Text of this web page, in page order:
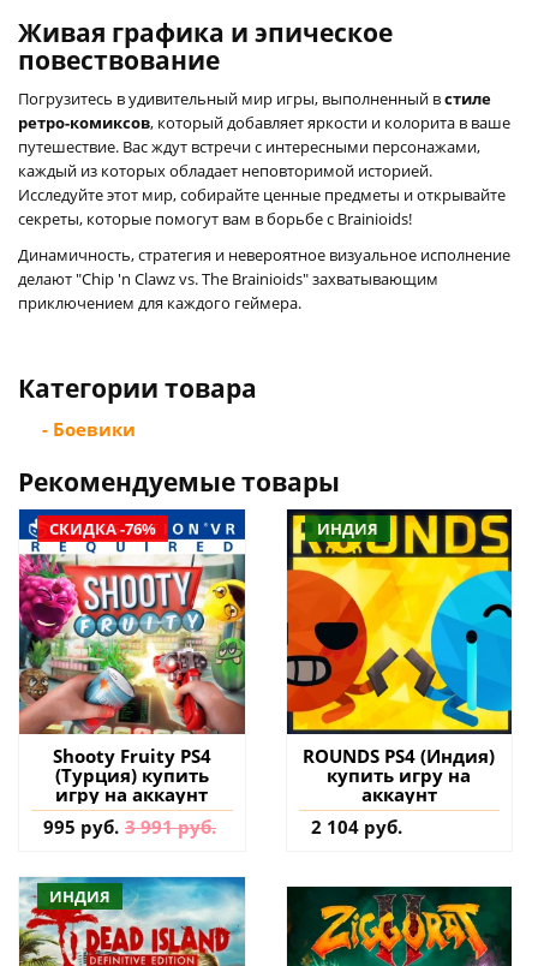
Живая графика и эпическое
повествование
Погрузитесь в удивительный мир игры, выполненный встиле
ретро-комиксов, который добавляет яркости и колорита в ваше
путешествие. Вас ждут встречи с интересными персонажами,
каждый из которых обладает неповторимой историей.
Исследуйте этот мир, собирайте ценные предметы и открывайте
секреты, которые помогут вам в борьбе с Brainioids!
Динамичность, стратегия и невероятное визуальное исполнение
делают "Chip 'n Clawz vs. The Brainioids" захватывающим
приключением для каждого геймера.
Категории товара
- Боевики
Рекомендуемые товары
СКИДКА -76%
Shooty Fruity PS4
(Турция) купить
игру на аккаунт
995 руб. 3 991 руб.
ИНДИЯ
ROUNDS PS4 (Индия)
купить игру на
аккаунт
2 104 руб.
ИНДИЯ